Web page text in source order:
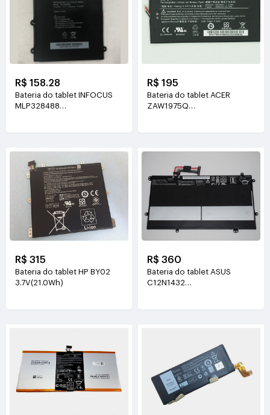
R$ 158.28
Bateria do tablet INFOCUS
MLP328488
R$ 195
Bateria do tablet ACER
ZAW1975Q
R$ 315
Bateria do tablet HP BY02
3.7V(21.0Wh)
R$ 360
Bateria do tablet ASUS
C12N1432